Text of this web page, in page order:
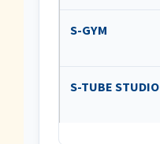
S-GYM
S-TUBE STUDIO